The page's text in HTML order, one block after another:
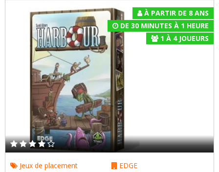
À PARTIR DE 8 ANS
DE 30 MINUTES À 1 HEURE
1 À 4JOUEURS
Jeux de placement EDGE